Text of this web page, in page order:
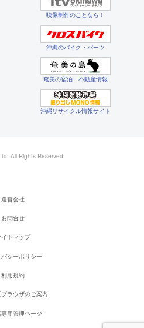
映像制作のことなら！
沖縄のバイク・パーツ
奄美の宿泊・不動産情報
沖縄リサイクル情報サイト
All Rights Reserved.
運営会社
お問合せ
トマップ
シーポリシー
利用規約
ラウザのご案内
用管理ページ